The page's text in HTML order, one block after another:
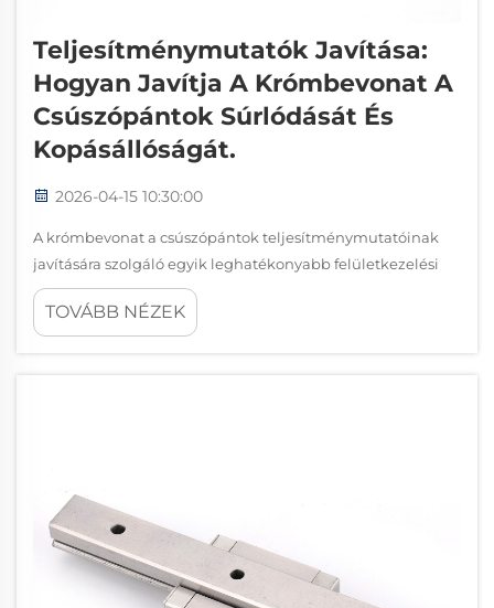
Teljesítménymutatók Javítása:
Hogyan Javítja A Krómbevonat A
Csúszópántok Súrlódását És
Kopásállóságát.
2026-04-15 10:30:00
A krómbevonat a csúszópántok teljesítménymutatóinak
javítására szolgáló egyik leghatékonyabb felületkezelési
módszer, amely jelentős javulást eredményez a súrlódás
csökkentésében és a kopásállóságban. Amikor lineáris
TOVÁBB NÉZEK